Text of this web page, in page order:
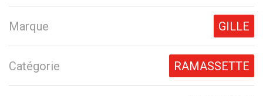
Marque GILLE
Catégorie RAMASSETTE